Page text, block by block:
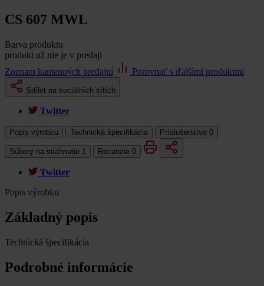
CS 607 MWL
Barva produktu
produkt už nie je v predaji
Zoznam kamenných predajní
Porovnať s ďalšími produktmi
Sdílet na sociálních sítích
Twitter
Popis výrobku Technická špecifikácia Príslušenstvo 0
Súbory na stiahnutie 1 Recenzie 0
Twitter
Popis výrobku
Základný popis
Technická špecifikácia
Podrobné informácie